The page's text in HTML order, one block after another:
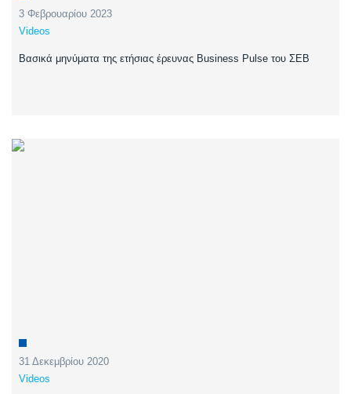
3 Φεβρουαρίου 2023
Videos
Bασικά μηνύματα της ετήσιας έρευνας Business Pulse του ΣΕΒ
31 Δεκεμβρίου 2020
Videos